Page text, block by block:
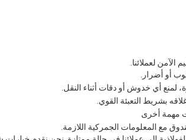
الآمن لعملائنا.
أو أضرار.
لمنع أي خدوش أو دقات أثناء النقل.
بشريط التعبئة القوي.
مهمة أخرى
مع المعلومات الجمركية اللازمة.